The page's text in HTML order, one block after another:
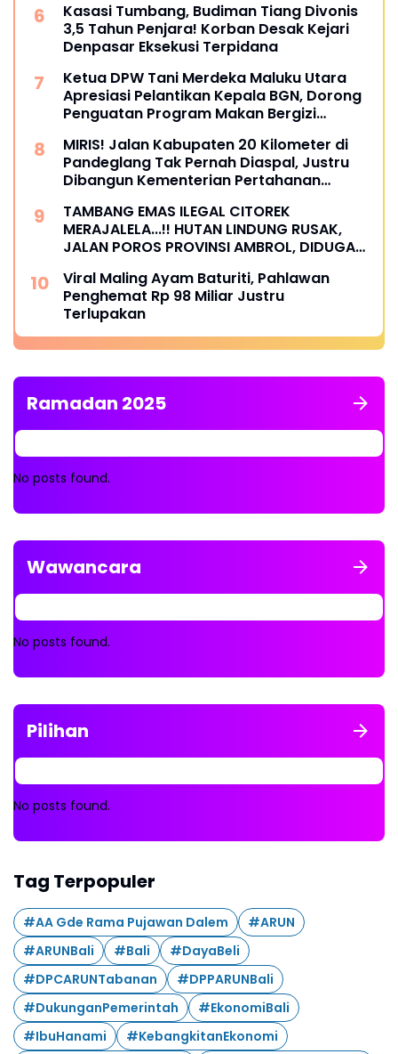
Kasasi Tumbang, Budiman Tiang Divonis
3,5 Tahun Penjara! Korban Desak Kejari
Denpasar Eksekusi Terpidana
Ketua DPW Tani Merdeka Maluku Utara
Apresiasi Pelantikan Kepala BGN, Dorong
Penguatan Program Makan Bergizi
MIRIS! Jalan Kabupaten 20 Kilometer di
Pandeglang Tak Pernah Diaspal, Justru
Dibangun Kementerian Pertahanan
Perbaikan ke Pemda, Tak Pernah Digubris
TAMBANG EMAS ILEGAL CITOREK
MERAJALELA...!! HUTAN LINDUNG RUSAK,
JALAN POROS PROVINSI AMBROL, DIDUGA
Viral Maling Ayam Baturiti, Pahlawan
Penghemat Rp 98 Miliar Justru
Terlupakan
Ramadan 2025
No posts found.
Wawancara
No posts found.
Pilihan
No posts found.
Tag Terpopuler
#AA Gde Rama Pujawan Dalem
#ARUN
#ARUNBali
#Bali
#DayaBeli
#DPCARUNTabanan
#DPPARUNBali
#DukunganPemerintah
#EkonomiBali
#IbuHanami
#KebangkitanEkonomi